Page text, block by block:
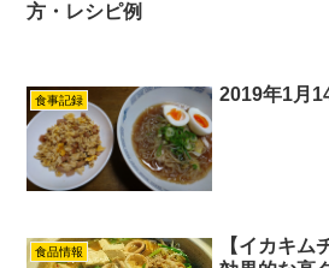
方・レシピ例
食事記録 2019年1月
食品情報
【イカキム